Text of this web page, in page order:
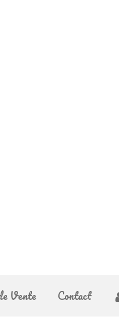
Vente Contact